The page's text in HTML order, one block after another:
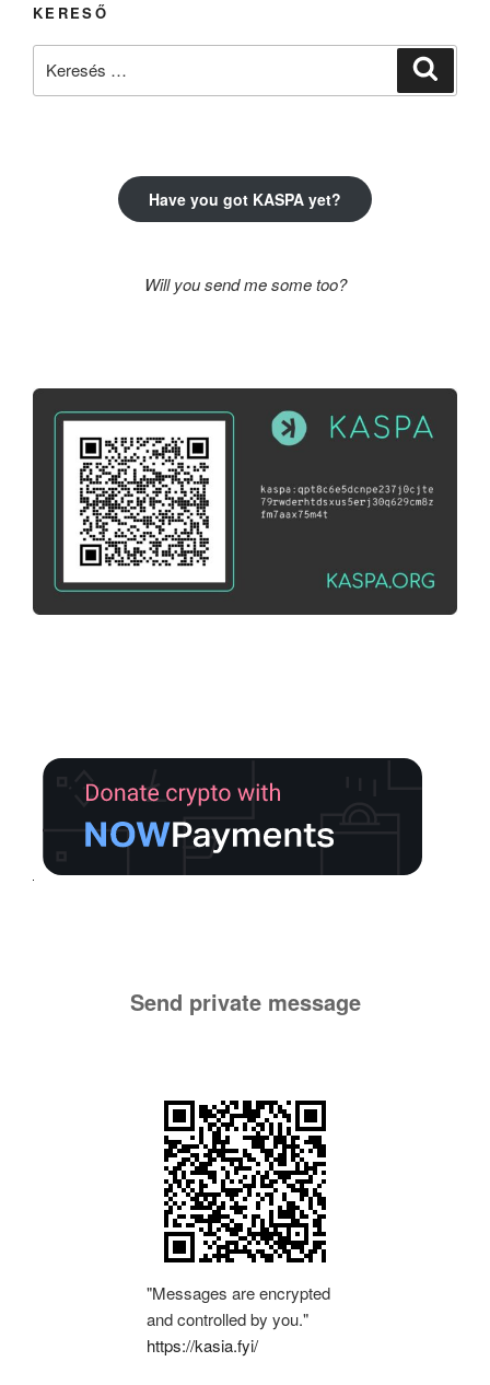
KERESŐ
Have you got KASPA yet?
Will you send me some too?
Send private message
"Messages are encrypted
and controlled by you."
https://kasia.fyi/